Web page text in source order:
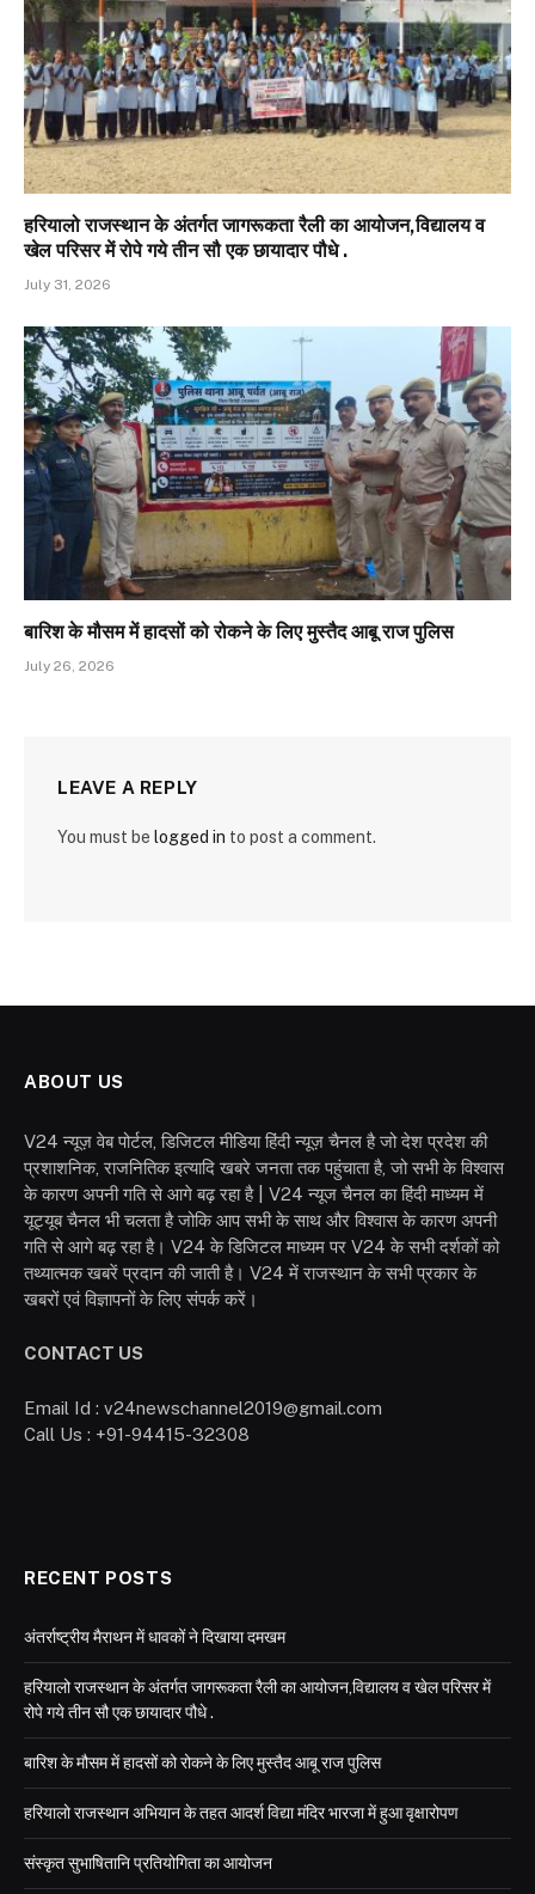
हरियालो राजस्थान के अंतर्गत जागरूकता रैली का आयोजन,विद्यालय व
खेल परिसर में रोपे गये तीन सौ एक छायादार पौधे .
July 31, 2026
बारिश के मौसम में हादसों को रोकने के लिए मुस्तैद आबू राज पुलिस
July 26, 2026
LEAVE A REPLY
You must be logged in to post a comment.
ABOUT US
V24 न्यूज़ वेब पोर्टल, डिजिटल मीडिया हिंदी न्यूज़ चैनल है जो देश प्रदेश की
प्रशाशनिक, राजनितिक इत्यादि खबरे जनता तक पहुंचाता है, जो सभी के विश्वास
के कारण अपनी गति से आगे बढ़ रहा है | V24 न्यूज चैनल का हिंदी माध्यम में
यूट्यूब चैनल भी चलता है जोकि आप सभी के साथ और विश्वास के कारण अपनी
गति से आगे बढ़ रहा है। V24 के डिजिटल माध्यम पर V24 के सभी दर्शकों को
तथ्यात्मक खबरें प्रदान की जाती है। V24 में राजस्थान के सभी प्रकार के
खबरों एवं विज्ञापनों के लिए संपर्क करें।
CONTACT US
Email Id : v24newschannel2019@gmail.com
Call Us : +91-94415-32308
RECENT POSTS
अंतर्राष्ट्रीय मैराथन में धावकों ने दिखाया दमखम
हरियालो राजस्थान के अंतर्गत जागरूकता रैली का आयोजन,विद्यालय व खेल परिसर में
रोपे गये तीन सौ एक छायादार पौधे .
बारिश के मौसम में हादसों को रोकने के लिए मुस्तैद आबू राज पुलिस
हरियालो राजस्थान अभियान के तहत आदर्श विद्या मंदिर भारजा में हुआ वृक्षारोपण
संस्कृत सुभाषितानि प्रतियोगिता का आयोजन